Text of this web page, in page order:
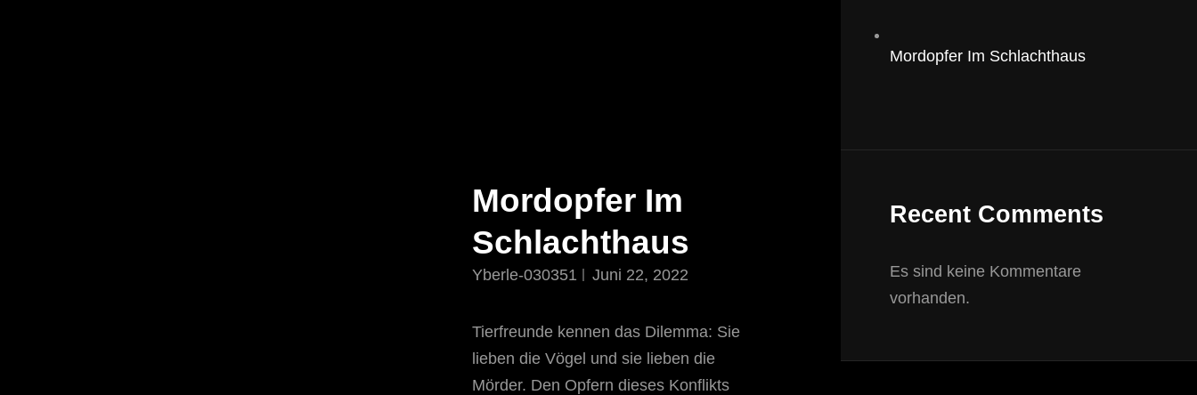
Mordopfer Im
Schlachthaus
Yberle-030351 Juni 22, 2022
Tierfreunde kennen das Dilemma: Sie
lieben die Vögel und sie lieben die
Mörder. Den Opfern dieses Konflikts
Mordopfer Im Schlachthaus
Recent Comments
Es sind keine Kommentare
vorhanden.